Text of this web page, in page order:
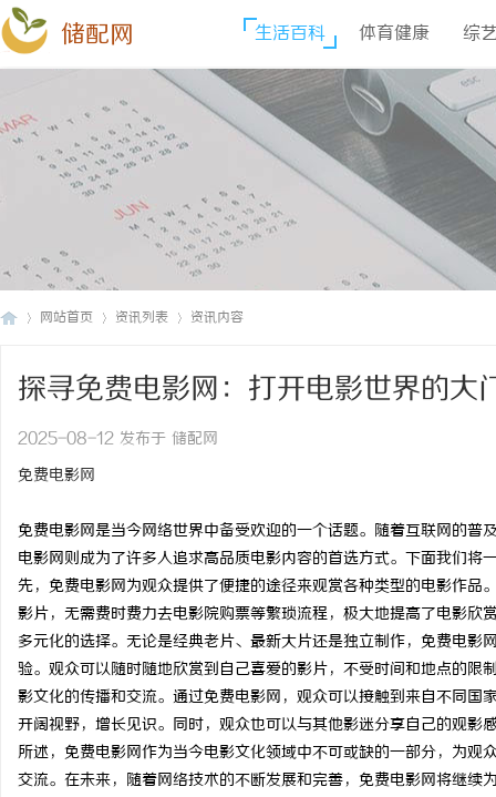
储配网 生活百科 体育健康 综
网站首页 资讯列表 资讯内容
探寻免费电影网：打开电影世界的大
2025-08-12 发布于 储配网
免费电影网
免费电影网是当今网络世界中备受欢迎的一个话题。随着互联网的
电影网则成为了许多人追求高品质电影内容的首选方式。下面我们
先，免费电影网为观众提供了便捷的途径来观赏各种类型的电影作
影片，无需费时费力去电影院购票等繁琐流程，极大地提高了电影
多元化的选择。无论是经典老片、最新大片还是独立制作，免费电
验。观众可以随时随地欣赏到自己喜爱的影片，不受时间和地点的
影文化的传播和交流。通过免费电影网，观众可以接触到来自不同
开阔视野，增长见识。同时，观众也可以与其他影迷分享自己的观
所述，免费电影网作为当今电影文化领域中不可或缺的一部分，为
交流。在未来，随着网络技术的不断发展和完善，免费电影网将继